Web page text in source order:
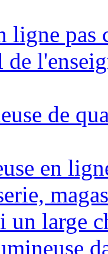
ligne pas
de
en
un large